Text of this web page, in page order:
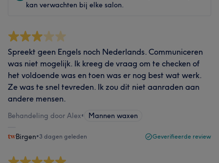
kan verwachten bij elke salon.
Spreekt geen Engels noch Nederlands. Communiceren
was niet mogelijk. Ik kreeg de vraag om te checken of
het voldoende was en toen was er nog best wat werk.
Ze was te snel tevreden. Ik zou dit niet aanraden aan
andere mensen.
Behandeling door Alex• Mannen waxen
Birgen•3 dagen geleden Geverifieerde review